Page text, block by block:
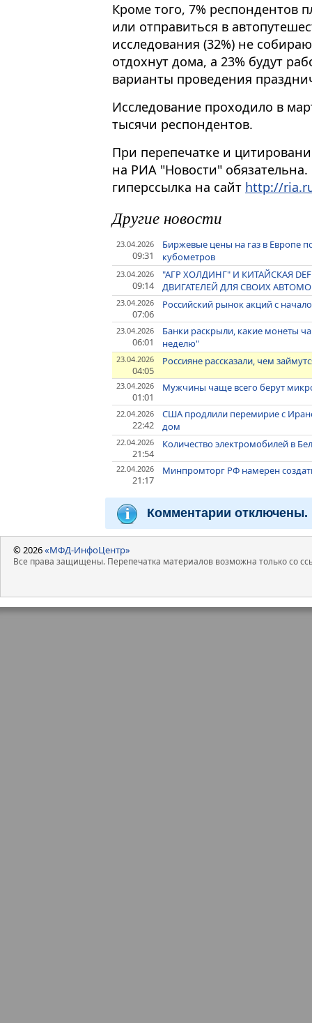
Кроме того, 7% респондентов
или отправиться в
исследования (32%) не
отдохнут дома, а 23% будут
варианты проведения
Исследование проходило в
тысячи респондентов.​
При перепечатке и
на РИА "Новости"
гиперссылка на сайт http://
Другие новости
23.04.2026
09:31
Биржевые цены на газ в Европе
кубометров
23.04.2026
09:14
"АГР ХОЛДИНГ" И КИТАЙСКАЯ
ДВИГАТЕЛЕЙ ДЛЯ СВОИХ
23.04.2026
07:06
Российский рынок акций с
23.04.2026
06:01
Банки раскрыли, какие монеты
неделю"
23.04.2026
04:05
Россияне рассказали, чем
23.04.2026
01:01
Мужчины чаще всего берут
22.04.2026
22:42
США продлили перемирие с
дом
22.04.2026
21:54
Количество электромобилей в
22.04.2026
21:17
Минпромторг РФ намерен
Комментарии отключены.
© 2026«МФД-ИнфоЦентр»
Все права защищены. Перепечатка материалов возможна только со